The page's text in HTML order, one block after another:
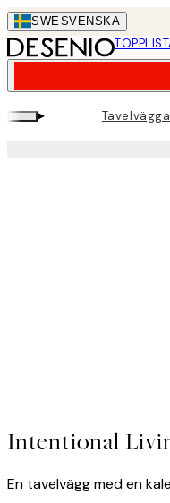
Skip
to
main
SWESVENSKA
▸
Intentional
En tavelvägg med en